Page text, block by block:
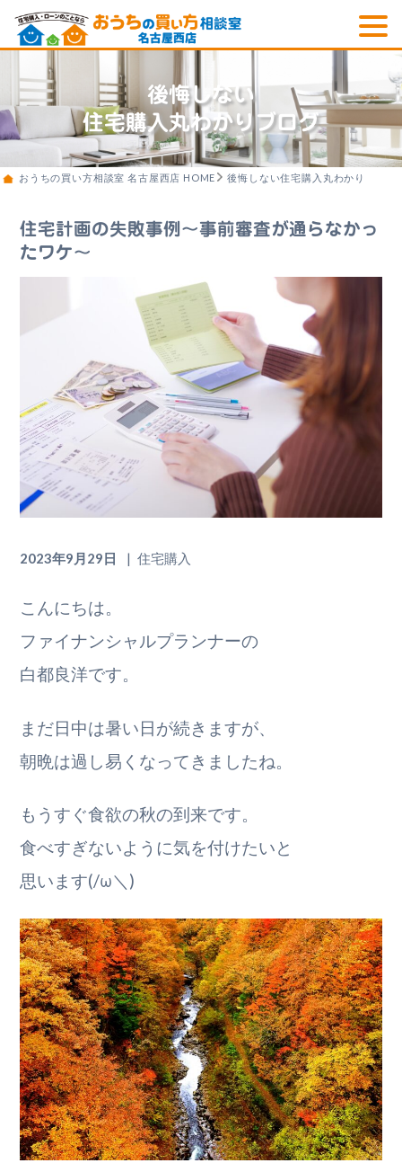
後悔しない
住宅購入丸わかりブログ
おうちの買い方相談室 名古屋西店 HOME 後悔しない住宅購入丸わかりブログ
住宅計画の失敗事例〜事前審査が通らなかっ
たワケ〜
2023年9月29日 住宅購入
こんにちは。
ファイナンシャルプランナーの
白都良洋です。
まだ日中は暑い日が続きますが、
朝晩は過し易くなってきましたね。
もうすぐ食欲の秋の到来です。
食べすぎないように気を付けたいと
思います(/ω＼)